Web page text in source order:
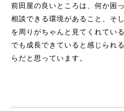
前田屋の良いところは、何か困
相談できる環境があること、そ
を周りがちゃんと見てくれてい
でも成長できていると感じられ
らだと思っています。